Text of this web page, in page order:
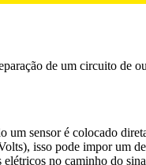
de um circuito de
sensor é colocado
isso pode impor um
no caminho do